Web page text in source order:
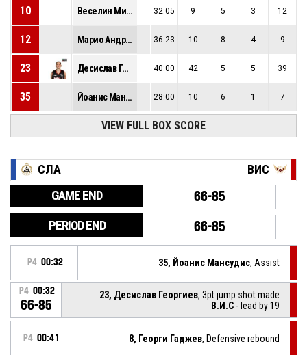
10 Веселин Миньов 32:05 9 5 3 12
12 Марио Андреев 36:23 10 8 4 9
23 Десислав Георгиев 40:00 42 5 5 39
35 Йоанис Мансудис 28:00 10 6 1 7
VIEW FULL BOX SCORE
СЛА ВИС
GAME END 66-85
PERIOD END 66-85
P4 00:32 35, Йоанис Мансудис, Assist
P4 00:32
66-85
23, Десислав Георгиев, 3pt jump shot made
В.И.С - lead by 19
P4 00:41 8, Георги Гаджев, Defensive rebound